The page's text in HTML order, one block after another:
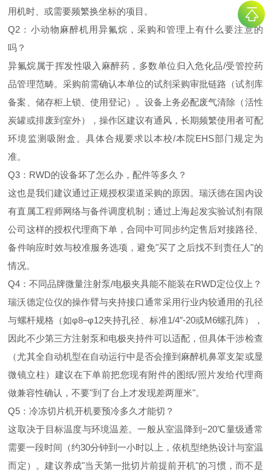
用机时、或需要频繁换坐标的项目。
Q2：小动物麻醉机用异氟烷，采购和管理上有什么要注意的
吗？
异氟烷属于挥发性吸入麻醉药，多数单位归入危化品/受管控药
品管理范畴。采购前需确认本单位的试剂采购审批链路（试剂库
备案、储存柜上锁、使用登记）。设备上务必配废气清除（活性
炭罐或排废到室外），操作区建议有通风，长期频繁使用者可配
环境监测吸附盒。具体合规要求以本校/本院EHS部门规定为
准。
Q3：RWD的设备坏了怎么办，配件等多久？
这也是我们建议通过正规授权渠道采购的原因。瑞沃德在国内设
有直属工程师网络与备件调度机制；通过上海起发实验试剂有限
公司这样的授权代理商下单，合同中可同步约定售后对接路径、
备件响应时效与校准服务选项，避免"买了之后找不到责任人"的
情况。
Q4：不同品牌微量注射泵/电极夹具能不能装在RWD定位仪上？
瑞沃德定位仪的操作臂与夹持接口通常采用行业内较通用的孔径
与螺杆规格（如φ8–φ12夹持孔径、标准1/4″-20或M6螺孔阵），
因此不少第三方注射泵和电极夹持件可以适配，但具体干涉检查
（尤其全自动机型在自动运行中是否会撞到麻醉机鼻罩支架或显
微镜立柱）建议在下单前把您现有附件的图纸/照片发给代理商
做兼容性确认，不要"到了台上才发现差两厘米"。
Q5：冷冻切片机开机要预冷多久才能切？
这取决于目标温度与环境温差。一般从室温降到−20℃量级通常
需要一段时间（约30分钟到一小时以上，依机型绝热设计与室温
而定）。建议养成"当天第一批切片前提前开机"的习惯，而不是